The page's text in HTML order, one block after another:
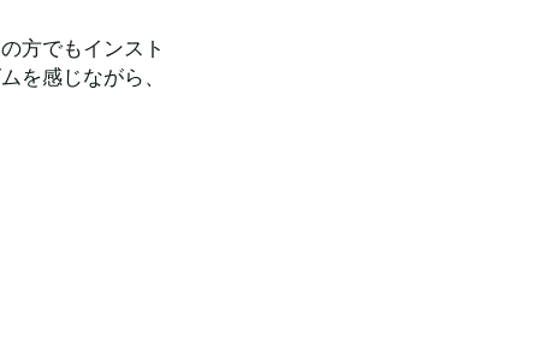
方でもインスト
を感じながら、